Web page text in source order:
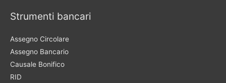
Strumenti bancari
Assegno Circolare
Assegno Bancario
Causale Bonifico
RID